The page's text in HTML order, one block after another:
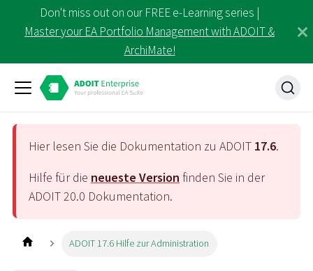
Don't miss out on our FREE e-Learning series |
Master your EA Portfolio Management with ADOIT &
ArchiMate!
Hier lesen Sie die Dokumentation zu ADOIT 17.6.
Hilfe für die neueste Version finden Sie in der
ADOIT20.0 Dokumentation.
ADOIT 17.6 Hilfe zur Administration